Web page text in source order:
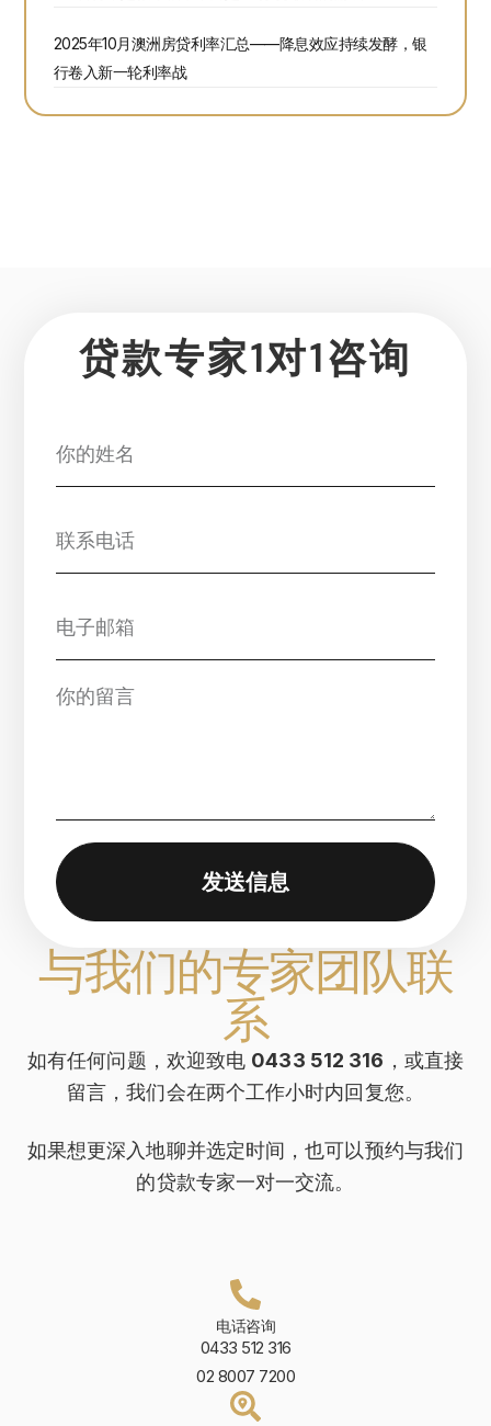
2025年10月澳洲房贷利率汇总——降息效应持续发酵，银
行卷入新一轮利率战
与我们的专家团队联
系
如有任何问题，欢迎致电 0433 512 316 ，或直接
留言，我们会在两个工作小时内回复您。
如果想更深入地聊并选定时间，也可以预约与我们
的贷款专家一对一交流。
电话咨询
0433 512 316
02 8007 7200
贷款专家1对1咨询
发送信息